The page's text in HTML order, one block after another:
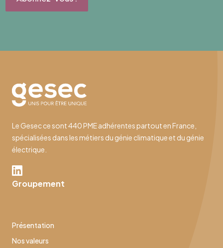
Le Gesec ce sont 440 PME adhérentes partout en France,
spécialisées dans les métiers du génie climatique et du génie
électrique.
Groupement
Présentation
Nos valeurs